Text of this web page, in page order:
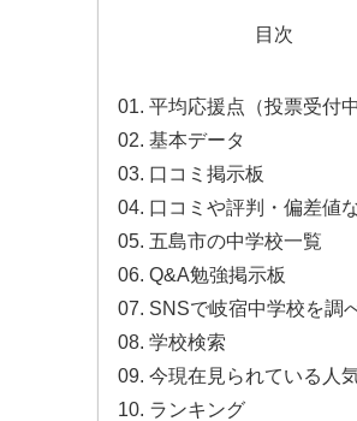
目次
平均応援点（投票受付中
基本データ
口コミ掲示板
口コミや評判・偏差値
五島市の中学校一覧
Q&A勉強掲示板
SNSで岐宿中学校を調
学校検索
今現在見られている人
ランキング